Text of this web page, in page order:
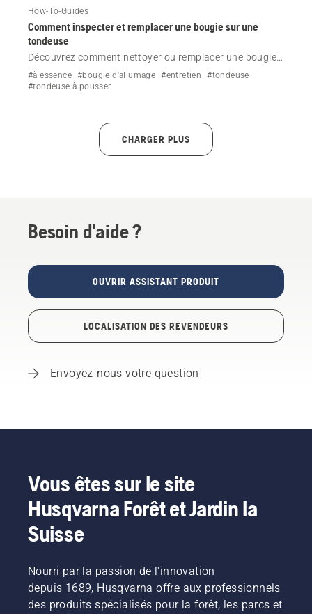
How-To-Guides
Comment inspecter et remplacer une bougie sur une
tondeuse
Découvrez comment nettoyer ou remplacer une bougie
sur une tondeuse Husqvarna en suivant une vidéo
explicative simple.
#à essence #bougie d'allumage #entretien
#tondeuse
#tondeuse à pousser
CHARGER PLUS
Besoin d'aide ?
OUVRIR ASSISTANT PRODUIT
LOCALISATION DES REVENDEURS
Envoyez-nous votre question
Vous êtes sur le site
Husqvarna Forêt et Jardin la
Suisse
Nourri par la passion de l'innovation
depuis 1689, Husqvarna offre aux professionnels
des produits spécialisés pour la forêt, les parcs et